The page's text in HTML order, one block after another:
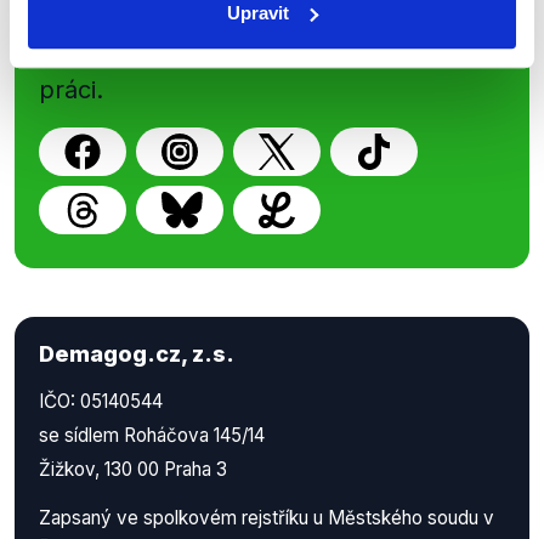
Upravit
z Demagog.cz. Sdílením našich
příspěvků přátelům podpoříte naši
práci.
Demagog.cz, z.s.
IČO: 05140544
se sídlem Roháčova 145/14
Žižkov, 130 00 Praha 3
Zapsaný ve spolkovém rejstříku u Městského soudu v